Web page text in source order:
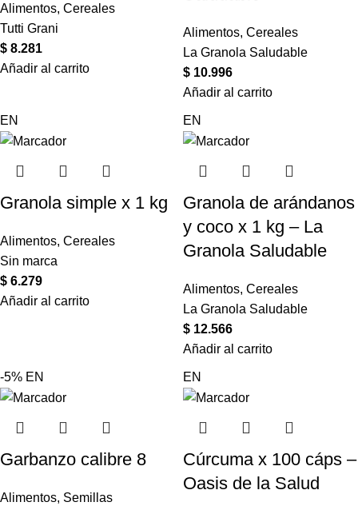
Alimentos, Cereales
Tutti Grani
$ 8.281
Añadir al carrito
Alimentos, Cereales
La Granola Saludable
$ 10.996
Añadir al carrito
EN
Granola simple x 1 kg
Alimentos, Cereales
Sin marca
$ 6.279
Añadir al carrito
EN
Granola de arándanos
y coco x 1 kg – La
Granola Saludable
Alimentos, Cereales
La Granola Saludable
$ 12.566
Añadir al carrito
-5% EN
Garbanzo calibre 8
Alimentos, Semillas
EN
Cúrcuma x 100 cáps –
Oasis de la Salud